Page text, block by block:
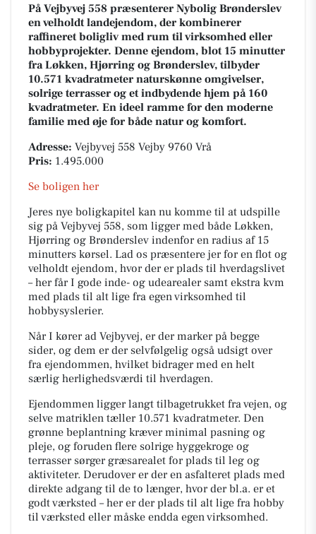
På Vejbyvej 558 præsenterer Nybolig Brønderslev
en velholdt landejendom, der kombinerer
raffineret boligliv med rum til virksomhed eller
hobbyprojekter. Denne ejendom, blot 15 minutter
fra Løkken, Hjørring og Brønderslev, tilbyder
10.571 kvadratmeter naturskønne omgivelser,
solrige terrasser og et indbydende hjem på 160
kvadratmeter. En ideel ramme for den moderne
familie med øje for både natur og komfort.
Adresse: Vejbyvej 558 Vejby 9760 Vrå
Pris: 1.495.000
Se boligen her
Jeres nye boligkapitel kan nu komme til at udspille
sig på Vejbyvej 558, som ligger med både Løkken,
Hjørring og Brønderslev indenfor en radius af 15
minutters kørsel. Lad os præsentere jer for en flot og
velholdt ejendom, hvor der er plads til hverdagslivet
– her får I gode inde- og udearealer samt ekstra kvm
med plads til alt lige fra egen virksomhed til
hobbysyslerier.
Når I kører ad Vejbyvej, er der marker på begge
sider, og dem er der selvfølgelig også udsigt over
fra ejendommen, hvilket bidrager med en helt
særlig herlighedsværdi til hverdagen.
Ejendommen ligger langt tilbagetrukket fra vejen, og
selve matriklen tæller 10.571 kvadratmeter. Den
grønne beplantning kræver minimal pasning og
pleje, og foruden flere solrige hyggekroge og
terrasser sørger græsarealet for plads til leg og
aktiviteter. Derudover er der en asfalteret plads med
direkte adgang til de to længer, hvor der bl.a. er et
godt værksted – her er der plads til alt lige fra hobby
til værksted eller måske endda egen virksomhed.